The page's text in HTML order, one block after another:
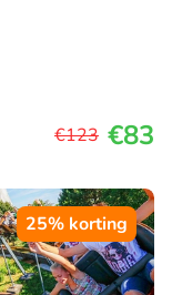
€123 €83
25% korting